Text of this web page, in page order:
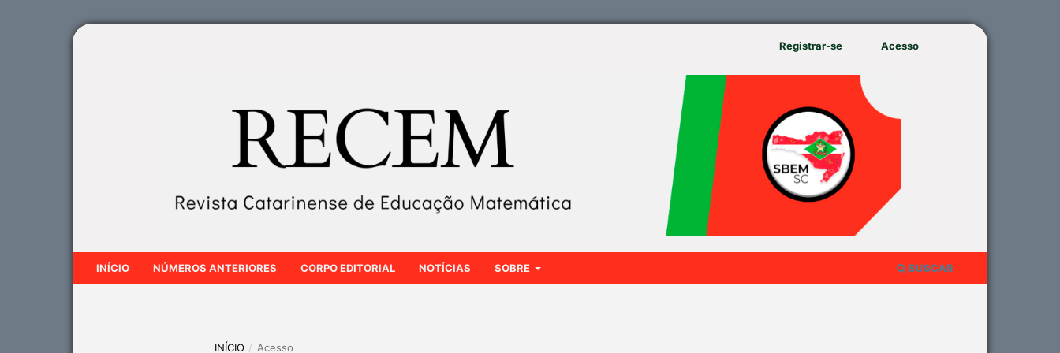
INÍCIO NÚMEROS ANTERIORES CORPO EDITORIAL NOTÍCIAS SOBRE BUSCAR
Registrar-se Acesso
INÍCIO / Acesso